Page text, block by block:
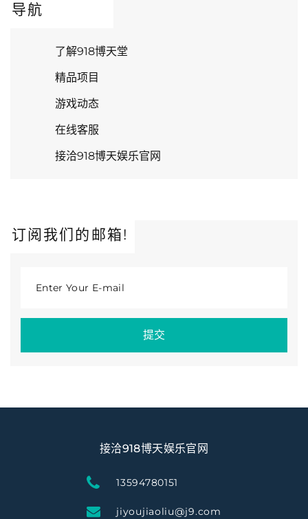
导航
了解918博天堂
精品项目
游戏动态
在线客服
接洽918博天娱乐官网
订阅我们的邮箱!
Enter Your E-mail
提交
接洽918博天娱乐官网
13594780151
jiyoujiaoliu@j9.com